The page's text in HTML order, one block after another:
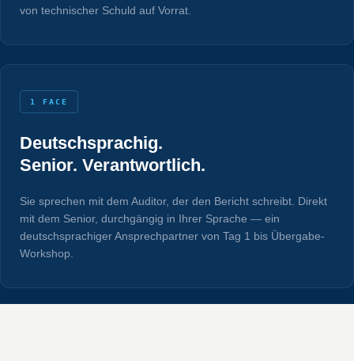
von technischer Schuld auf Vorrat.
1 FACE
Deutschsprachig.
Senior. Verantwortlich.
Sie sprechen mit dem Auditor, der den Bericht schreibt. Direkt
mit dem Senior, durchgängig in Ihrer Sprache — ein
deutschsprachiger Ansprechpartner von Tag 1 bis Übergabe-
Workshop.